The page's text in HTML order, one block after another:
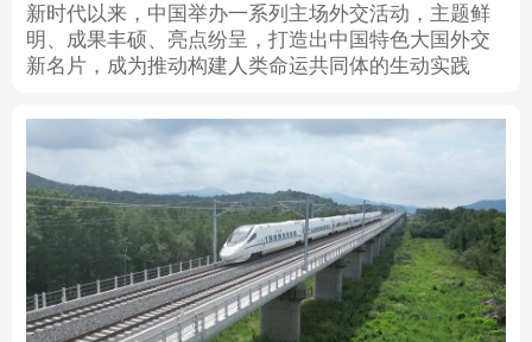
彩票 娱乐 时尚 悦读
地方频道
北京 天津 河北 山西
新时代以来，中国举办一系列主场外交活动，主题鲜
明、成果丰硕、亮点纷呈，打造出中国特色大国外交
新名片，成为推动构建人类命运共同体的生动实践